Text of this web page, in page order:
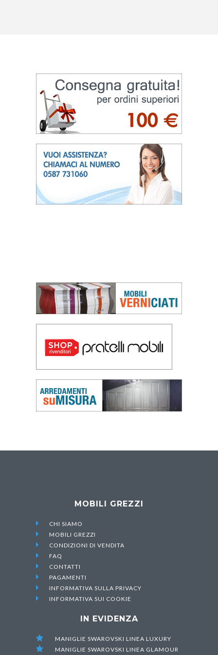
MOBILI GREZZI
 CHI SIAMO
 MOBILI GREZZI
 CONDIZIONI DI VENDITA
 FAQ
 CONTATTI
 PAGAMENTI
 INFORMATIVA SULLA PRIVACY
 INFORMATIVA SUI COOKIE
IN EVIDENZA
 MANIGLIE SWAROVSKI LINEA LUXURY
 MANIGLIE SWAROVSKI LINEA GLAMOUR